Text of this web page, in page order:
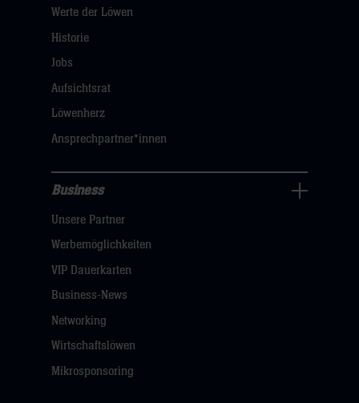
uns
Navigation
öffnen,
hier
Werte der Löwen
Historie
Jobs
Aufsichtsrat
Löwenherz
Ansprechpartner*innen
Navigation
öffnen,
dann
klicken
Business
Unsere Partner
Werbemöglichkeiten
VIP Dauerkarten
Business-News
Networking
Wirtschaftslöwen
Mikrosponsoring